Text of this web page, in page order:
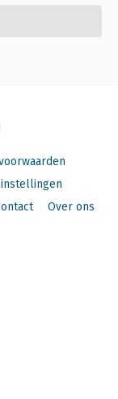
Over ons